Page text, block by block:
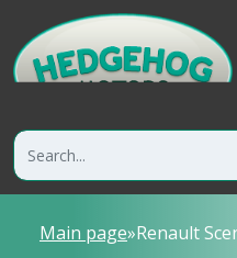
Main page»Renault